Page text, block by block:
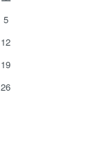
5
12
19
26